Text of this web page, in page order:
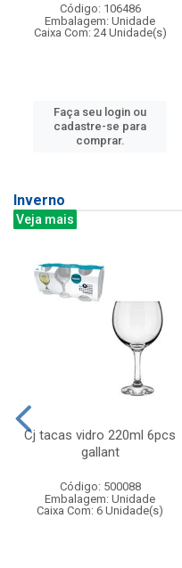
Código: 106486
Embalagem: Unidade
Caixa Com: 24 Unidade(s)
Faça seu login ou
cadastre-se para
comprar.
Inverno
Veja mais
Cj tacas vidro 220ml 6pcs
gallant
Código: 500088
Embalagem: Unidade
Caixa Com: 6 Unidade(s)